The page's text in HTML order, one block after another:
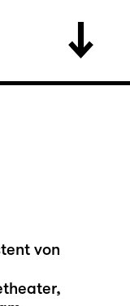
von